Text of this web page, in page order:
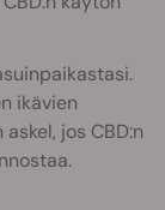
ikävien
jos CBD:n